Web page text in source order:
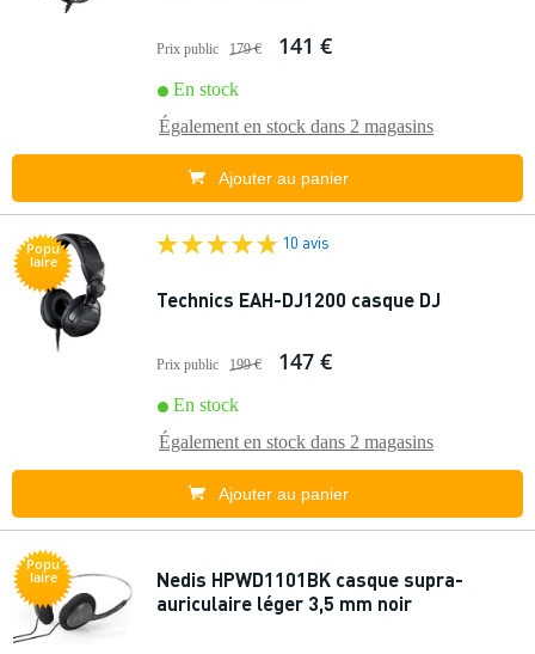
Prix public 179 € 141 €
En stock
Également en stock dans 2 magasins
Ajouter au panier
Popu
laire
10 avis
Technics EAH-DJ1200 casque DJ
Prix public 199 € 147 €
En stock
Également en stock dans 2 magasins
Ajouter au panier
Popu
laire
Nedis HPWD1101BK casque supra-
auriculaire léger 3,5 mm noir